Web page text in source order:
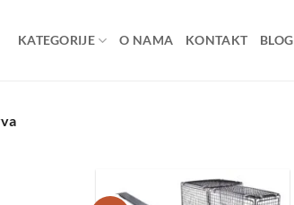
KATEGORIJE O NAMA KONTAKT BLOG